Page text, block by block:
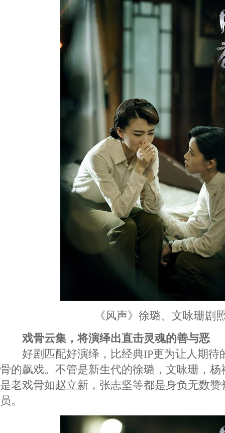
《风声》徐璐、文咏珊剧
戏骨云集，将演绎出直击灵魂的善与恶
好剧匹配好演绎，比经典IP更为让人期待
骨的飙戏。不管是新生代的徐璐，文咏珊，
是老戏骨如赵立新，张志坚等都是身负无数
员。